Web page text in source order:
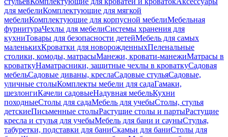
для мебелиКомплектующие для мягкой
мебелиКомплектующие для корпусной мебелиМебельная
фурнитураЧехлы для мебелиСистемы хранения для
кухниТовары для безопасности детейМебель для самых
маленькихКроватки для новорожденныхПеленальные
столики, комоды, матрасыМанежи, кровати-манежиМатрасы в
кроваткуНаматрасники, защитные чехлы в кроваткуСадовая
мебельСадовые диваны, креслаСадовые стульяСадовые,
уличные столыКомплекты мебели для садаГамаки,
шезлонгиКачели садовыеНадувная мебельКухни
походныеСтолы для садаМебель для учебыСтолы, стулья
детскиеПисьменные столыРастущие столы и партыРастущие
кресла и стулья для учебыМебель для бани и сауныСтулья,
табуретки, подставки для баниСкамьи для баниСтолы для